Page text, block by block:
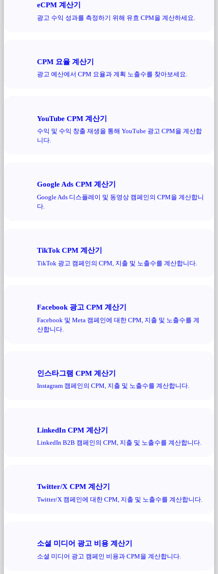
eCPM 계산기
광고 수익 성과를 측정하기 위해 유효 CPM을 계산하세요.
CPM 요율 계산기
광고 예산에서 CPM 요율과 계획 노출수를 찾아보세요.
YouTube CPM 계산기
수익 및 수익 창출 재생을 통해 YouTube 광고 CPM을 계산합
니다.
Google Ads CPM 계산기
Google Ads 디스플레이 및 동영상 캠페인의 CPM을 계산합니
다.
TikTok CPM 계산기
TikTok 광고 캠페인의 CPM, 지출 및 노출수를 계산합니다.
Facebook 광고 CPM 계산기
Facebook 및 Meta 캠페인에 대한 CPM, 지출 및 노출수를 계
산합니다.
인스타그램 CPM 계산기
Instagram 캠페인의 CPM, 지출 및 노출수를 계산합니다.
LinkedIn CPM 계산기
LinkedIn B2B 캠페인의 CPM, 지출 및 노출수를 계산합니다.
Twitter/X CPM 계산기
Twitter/X 캠페인에 대한 CPM, 지출 및 노출수를 계산합니다.
소셜 미디어 광고 비용 계산기
소셜 미디어 광고 캠페인 비용과 CPM을 계산합니다.